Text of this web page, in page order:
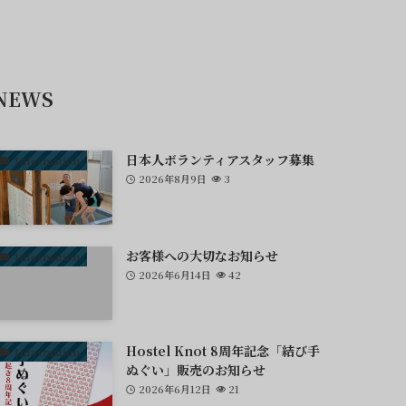
Information 日本人ボランティアスタッフ募集
2026年8月9日 3
Information お客様への大切なお知らせ
2026年6月14日 42
Information
Hostel Knot 8周年記念「結び手
ぬぐい」販売のお知らせ
2026年6月12日 21